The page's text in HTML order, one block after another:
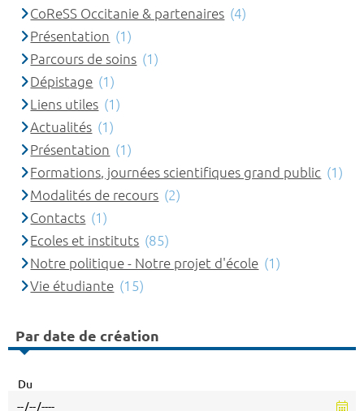
CoReSS Occitanie & partenaires (4)
Présentation (1)
Parcours de soins (1)
Dépistage (1)
Liens utiles (1)
Actualités (1)
Présentation (1)
Formations, journées scientifiques grand public (1)
Modalités de recours (2)
Contacts (1)
Ecoles et instituts (85)
Notre politique - Notre projet d'école (1)
Vie étudiante (15)
Par date de création
Du